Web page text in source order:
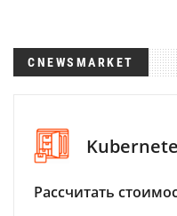
CNEWSMARKET
Рассчитать